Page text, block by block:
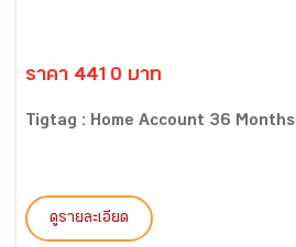
ราคา 4410 บาท
Tigtag : Home Account 36 Months
ดูรายละเอียด